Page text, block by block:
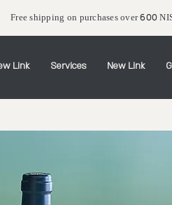
Free shipping on purchases over 600
New Link
Services
Link